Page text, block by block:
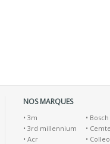
NOS MARQUES
• 3m
• 3rd millennium
• Acr
• Bosch
•
•